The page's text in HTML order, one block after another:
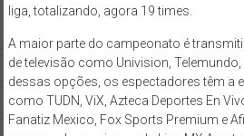
liga, totalizando, agora 19 times.
A maior parte do campeonato é
de televisão como Univision, Telemundo,
dessas opções, os espectadores têm a
como TUDN, ViX, Azteca Deportes En
Fanatiz Mexico, Fox Sports Premium e